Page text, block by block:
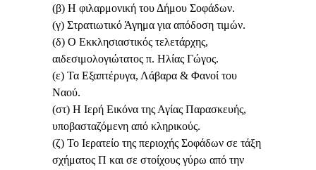
(β) Η φιλαρμονική του Δήμου Σοφάδων.
(γ) Στρατιωτικό Άγημα για απόδοση τιμών.
(δ) Ο Εκκλησιαστικός τελετάρχης,
αιδεσιμολογιώτατος π. Ηλίας Γώγος.
(ε) Τα Εξαπτέρυγα, Λάβαρα & Φανοί του
Ναού.
(στ) Η Ιερή Εικόνα της Αγίας Παρασκευής,
υποβασταζόμενη από κληρικούς.
(ζ) Το Ιερατείο της περιοχής Σοφάδων σε τάξη
σχήματος Π και σε στοίχους γύρω από την